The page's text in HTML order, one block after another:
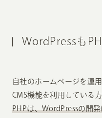
WordPressも
自社のホームページを運
CMS機能を利用している
PHPは、WordPressの開